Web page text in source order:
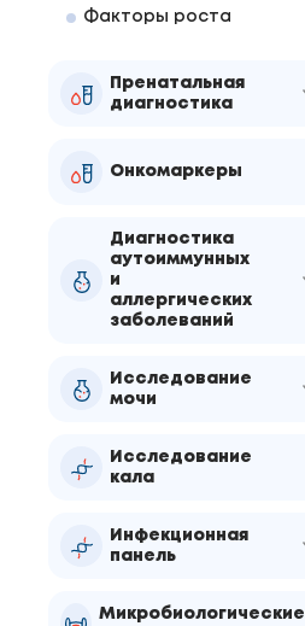
Факторы роста
Пренатальная
диагностика
Онкомаркеры
Диагностика
аутоиммунных
и
аллергических
заболеваний
Исследование
мочи
Исследование
кала
Инфекционная
панель
Микробиологические